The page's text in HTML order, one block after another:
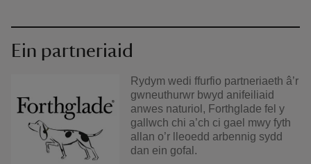
Ein partneriaid
Rydym wedi ffurfio partneriaeth â’r
gwneuthurwr bwyd anifeiliaid
anwes naturiol, Forthglade fel y
gallwch chi a’ch ci gael mwy fyth
allan o’r lleoedd arbennig sydd
dan ein gofal.